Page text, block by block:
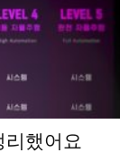
리했어요